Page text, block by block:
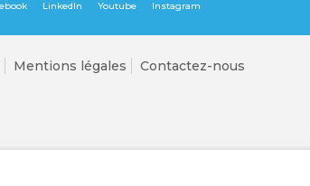
Mentions légales Contactez-nous